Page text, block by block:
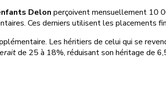
Delon perçoivent mensuellement 10
Ces derniers utilisent les placements
Les héritiers de celui qui se
de 25 à 18%, réduisant son héritage de